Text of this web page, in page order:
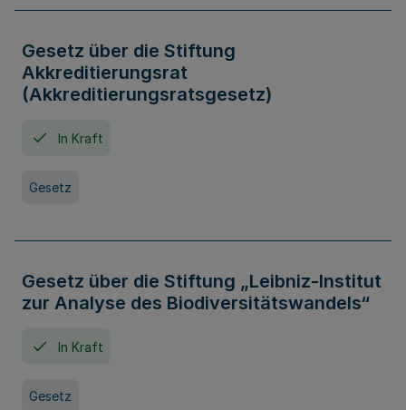
Gesetz über die Stiftung
Akkreditierungsrat
(Akkreditierungsratsgesetz)
In Kraft
Gesetz
Gesetz über die Stiftung „Leibniz-Institut
zur Analyse des Biodiversitätswandels“
In Kraft
Gesetz